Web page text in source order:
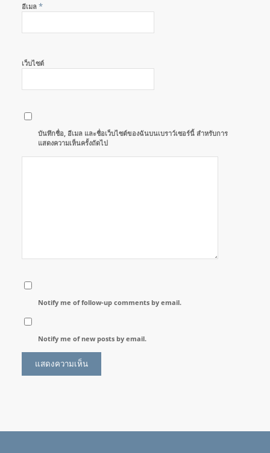
อีเมล *
เว็บไซต์
บันทึกชื่อ, อีเมล และชื่อเว็บไซต์ของฉันบนเบราว์เซอร์นี้ สำหรับการ
แสดงความเห็นครั้งถัดไป
Notify me of follow-up comments by email.
Notify me of new posts by email.